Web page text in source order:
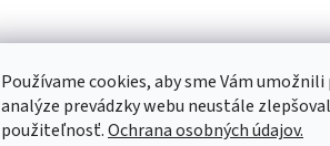
Používame cookies, aby sme Vám
analýze prevádzky webu neustále
použiteľnosť.Ochrana osobných údajov.